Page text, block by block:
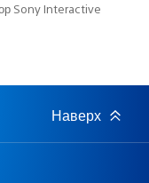
Sony Interactive
Наверх